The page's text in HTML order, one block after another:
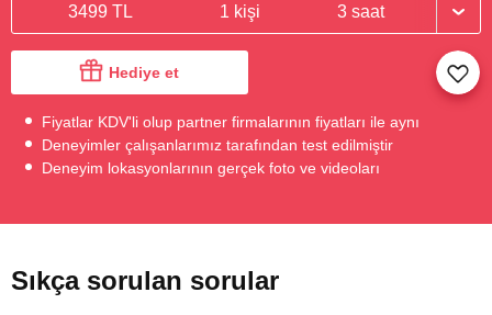
3499 TL 1 kişi 3 saat
Hediye et
Fiyatlar KDV'li olup partner firmalarının fiyatları ile aynı
Deneyimler çalışanlarımız tarafından test edilmiştir
Deneyim lokasyonlarının gerçek foto ve videoları
Sıkça sorulan sorular